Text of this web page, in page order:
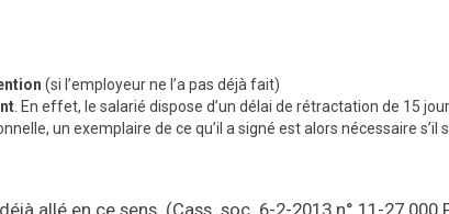
(si l’employeur ne l’a pas déjà fait)
. En effet, le salarié dispose d’un délai de rétractation de 15
un exemplaire de ce qu’il a signé est alors nécessaire s’il
allé en ce sens. (Cass. soc. 6-2-2013 n° 11-27.000